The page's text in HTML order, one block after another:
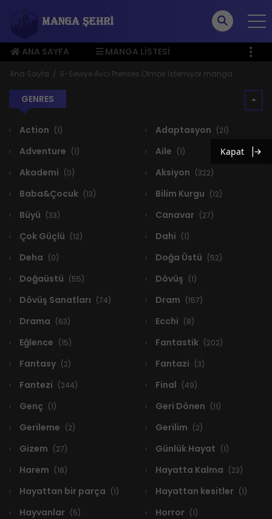
ANA SAYFA
MANGA LISTESI
ÜYE MENÜSÜ
Ana Sayfa S-Seviye Avcı Prenses Olmak İstemiyor manga
GENRES
Action (1) Adaptasyon (21)
Adventure (1) Aile (1)
Akademi (0) Aksiyon (322)
Baba&Çocuk (13) Bilim Kurgu (12)
Büyü (33) Canavar (27)
Çok Güçlü (12) Dahi (1)
Deha (0) Doğa Üstü (52)
Doğaüstü (55) Dövüş (1)
Dövüş Sanatları (74) Dram (157)
Drama (63) Ecchi (8)
Eğlence (15) Fantastik (202)
Fantasy (2) Fantazi (3)
Fantezi (244) Final (49)
Genç (1) Geri Dönen (11)
Gerileme (2) Gerilim (2)
Gizem (27) Günlük Hayat (1)
Harem (18) Hayatta Kalma (23)
Hayattan bir parça (1) Hayattan kesitler (1)
Hayvanlar (5) Horror (1)
Kapat